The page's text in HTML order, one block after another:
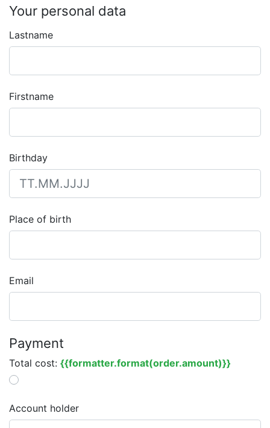
Your personal data
Lastname
Firstname
Birthday
Place of birth
Email
Payment
Total cost: {{formatter.format(order.amount)}}
Account holder